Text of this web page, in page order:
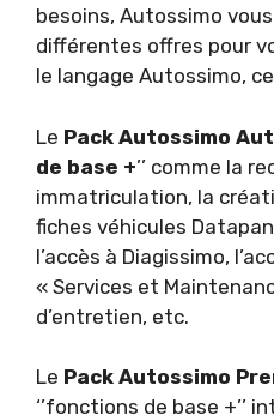
besoins, Autossimo
différentes offres pour
le langage Autossimo,
Le Pack Autossimo
de base +’’ comme la
immatriculation, la
fiches véhicules
l’accès à Diagissimo,
« Services et
d’entretien, etc.
Le Pack Autossimo
‘’fonctions de base +’’